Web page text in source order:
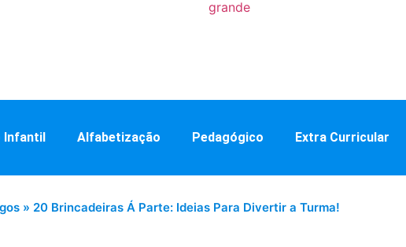
Infantil Alfabetização Pedagógico Extra Curricular
» 20 Brincadeiras Á Parte: Ideias Para Divertir a Turma!